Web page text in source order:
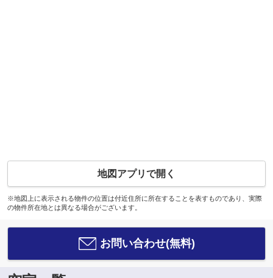
地図アプリで開く
※地図上に表示される物件の位置は付近住所に所在することを表すものであり、実際
の物件所在地とは異なる場合がございます。
お問い合わせ(無料)